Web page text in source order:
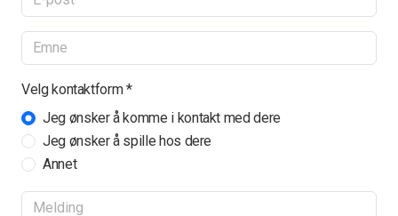
Velg kontaktform *
Jeg ønsker å komme i kontakt med dere
Jeg ønsker å spille hos dere
Annet